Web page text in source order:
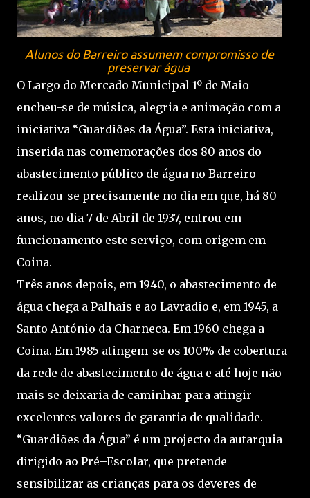
Alunos do Barreiro assumem compromisso de
preservar água
O Largo do Mercado Municipal 1º de Maio
encheu-se de música, alegria e animação com a
iniciativa “Guardiões da Água”. Esta iniciativa,
inserida nas comemorações dos 80 anos do
abastecimento público de água no Barreiro
realizou-se precisamente no dia em que, há 80
anos, no dia 7 de Abril de 1937, entrou em
funcionamento este serviço, com origem em
Coina.
Três anos depois, em 1940, o abastecimento de
água chega a Palhais e ao Lavradio e, em 1945, a
Santo António da Charneca. Em 1960 chega a
Coina. Em 1985 atingem-se os 100% de cobertura
da rede de abastecimento de água e até hoje não
mais se deixaria de caminhar para atingir
excelentes valores de garantia de qualidade.
“Guardiões da Água” é um projecto da autarquia
dirigido ao Pré–Escolar, que pretende
sensibilizar as crianças para os deveres de